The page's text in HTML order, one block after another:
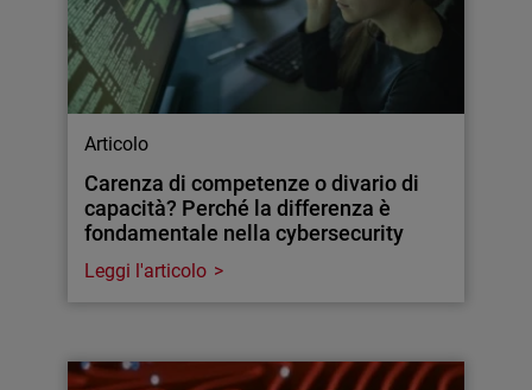
Articolo
Carenza di competenze o divario di
capacità? Perché la differenza è
fondamentale nella cybersecurity
Leggi l'articolo